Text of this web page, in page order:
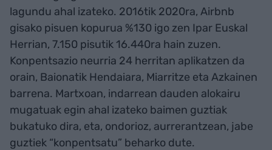
lagundu ahal izateko. 2016tik 2020ra, Airbnb
gisako pisuen kopurua %130 igo zen Ipar Euskal
Herrian, 7.150 pisutik 16.440ra hain zuzen.
Konpentsazio neurria 24 herritan aplikatzen da
orain, Baionatik Hendaiara, Miarritze eta Azkainen
barrena. Martxoan, indarrean dauden alokairu
mugatuak egin ahal izateko baimen guztiak
bukatuko dira, eta, ondorioz, aurrerantzean, jabe
guztiek “konpentsatu” beharko dute.